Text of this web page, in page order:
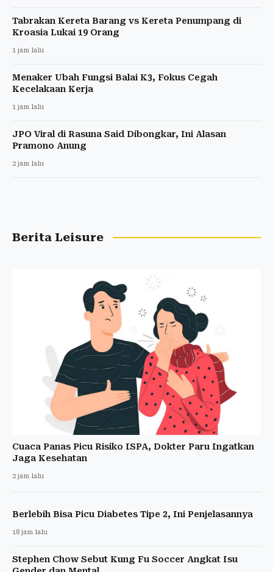
Tabrakan Kereta Barang vs Kereta Penumpang di
Kroasia Lukai 19 Orang
1 jam lalu
Menaker Ubah Fungsi Balai K3, Fokus Cegah
Kecelakaan Kerja
1 jam lalu
JPO Viral di Rasuna Said Dibongkar, Ini Alasan
Pramono Anung
2 jam lalu
Berita Leisure
Cuaca Panas Picu Risiko ISPA, Dokter Paru Ingatkan
Jaga Kesehatan
2 jam lalu
Berlebih Bisa Picu Diabetes Tipe 2, Ini Penjelasannya
18 jam lalu
Stephen Chow Sebut Kung Fu Soccer Angkat Isu